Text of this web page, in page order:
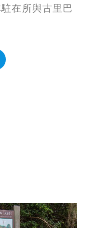
在所與古里巴